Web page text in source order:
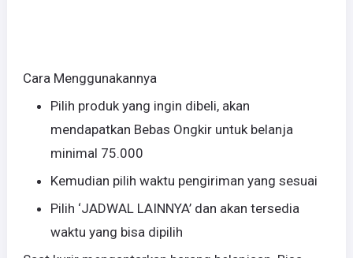
Cara Menggunakannya
Pilih produk yang ingin dibeli, akan
mendapatkan Bebas Ongkir untuk belanja
minimal 75.000
Kemudian pilih waktu pengiriman yang sesuai
Pilih ‘JADWAL LAINNYA’ dan akan tersedia
waktu yang bisa dipilih